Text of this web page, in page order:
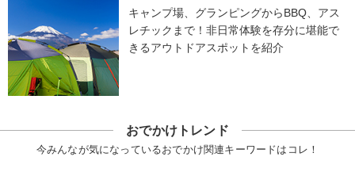
キャンプ場、グランピングからBBQ、アス
レチックまで！非日常体験を存分に堪能で
きるアウトドアスポットを紹介
おでかけトレンド
今みんなが気になっているおでかけ関連キーワードはコレ！